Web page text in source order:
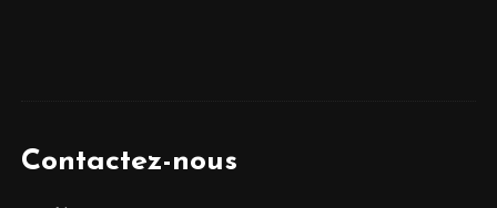
Contactez-nous